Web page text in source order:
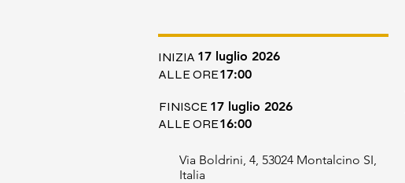
INIZIA 17 luglio 2026
17:00
ALLE ORE
17 luglio 2026
FINISCE
16:00
ALLE ORE
Via Boldrini, 4, 53024 Montalcino SI,
Italia